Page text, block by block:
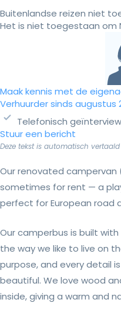
Buitenlandse reizen niet
Het is niet toegestaan om
Maak kennis met de
Verhuurder sinds augustus
Telefonisch
Stuur een bericht
Deze tekst is automatisch
Our renovated campervan
sometimes for rent — a
perfect for European road
Our camperbus is built
the way we like to live on
purpose, and every detail
beautiful. We love wood
inside, giving a warm and